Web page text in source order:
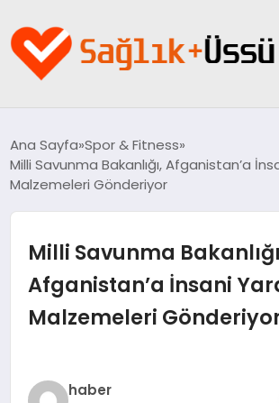
YAŞAM
SPOR & FITNESS
Ana Sayfa Spor & Fitness
Milli Savunma Bakanlığı, Afganistan’a
Malzemeleri Gönderiyor
Milli Savunma
Afganistan’a İnsani
Malzemeleri
haber